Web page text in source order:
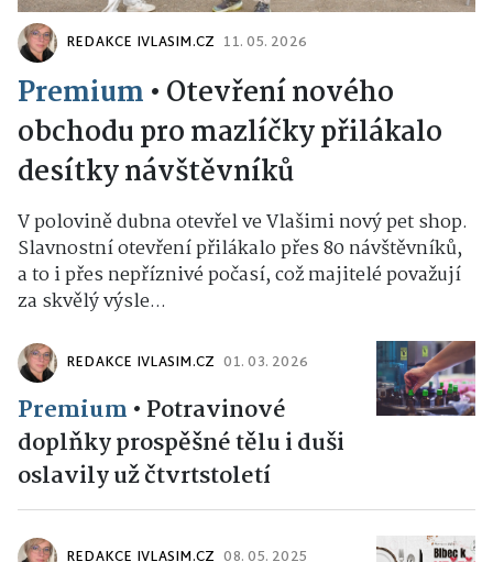
REDAKCE IVLASIM.CZ 11. 05. 2026
Premium • Otevření nového
obchodu pro mazlíčky přilákalo
desítky návštěvníků
V polovině dubna otevřel ve Vlašimi nový pet shop.
Slavnostní otevření přilákalo přes 80 návštěvníků,
a to i přes nepříznivé počasí, což majitelé považují
za skvělý výsle...
REDAKCE IVLASIM.CZ 01. 03. 2026
Premium • Potravinové
doplňky prospěšné tělu i duši
oslavily už čtvrtstoletí